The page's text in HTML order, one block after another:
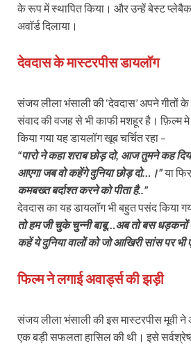
के रूप में स्थापित किया। और उन्हें बेस्ट
अवॉर्ड दिलाया।
देवदास के मास्टरपीस डायलॉग
संजय लीला भंसाली की ‘देवदास’ अपने
संवाद की वजह से भी काफी मशहूर है। फ़िल्म मे
किया गया यह डायलॉग खूब चर्चित रहा –
“पारो ने कहा शराब छोड़ दो, आज तुमने कह
आएगा जब वो कहेंगे दुनिया छोड़ दो…।”या
कमबख्त बर्दाश्त करने को पीता है..”
देवदास का यह डायलॉग भी बहुत पसंद किया
तो हम जी चुके चुन्नी बाबू…अब तो बस
कहें ये दुनिया वालों को जो आखिरी सांस पर
फिल्म ने लगाई अवार्ड्स की झड़ी
संजय लीला भंसाली की इस मास्टरपीस मूवी ने
एक बड़ी सफलता हासिल की थी। इसे